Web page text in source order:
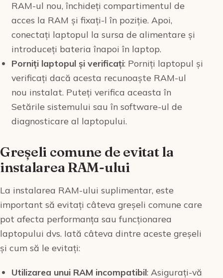
RAM-ul nou, închideți compartimentul de
acces la RAM și fixați-l în poziție. Apoi,
conectați laptopul la sursa de alimentare și
introduceți bateria înapoi în laptop.
Porniți laptopul și verificați: Porniți laptopul și
verificați dacă acesta recunoaște RAM-ul
nou instalat. Puteți verifica aceasta în
Setările sistemului sau în software-ul de
diagnosticare al laptopului.
Greșeli comune de evitat la
instalarea RAM-ului
La instalarea RAM-ului suplimentar, este
important să evitați câteva greșeli comune care
pot afecta performanța sau funcționarea
laptopului dvs. Iată câteva dintre aceste greșeli
și cum să le evitați:
Utilizarea unui RAM incompatibil: Asigurați-vă